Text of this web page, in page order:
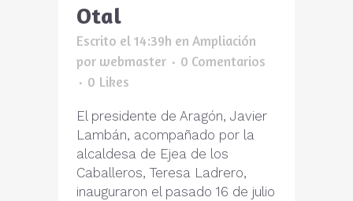
Otal
Escrito el 14:39h en Ampliación
por webmaster
0 Comentarios
0 Likes
El presidente de Aragón, Javier
Lambán, acompañado por la
alcaldesa de Ejea de los
Caballeros, Teresa Ladrero,
inauguraron el pasado 16 de julio